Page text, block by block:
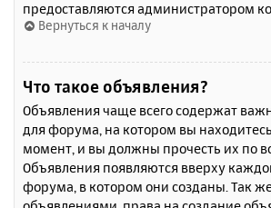
предоставляются администратором
Вернуться к началу
Что такое объявления?
Объявления чаще всего содержат
для форума, на котором вы
момент, и вы должны прочесть их по
Объявления появляются вверху
форума, в котором они созданы. Так